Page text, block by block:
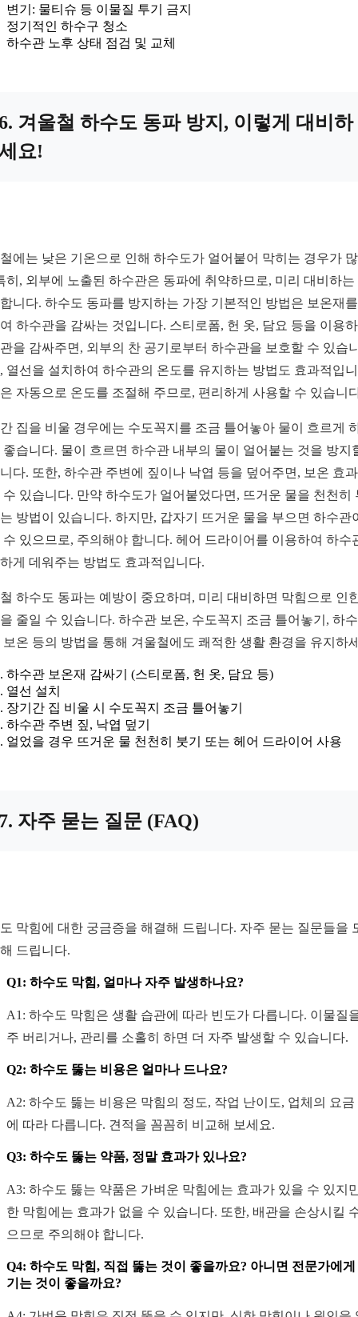
변기: 물티슈 등 이물질 투기 금지
정기적인 하수구 청소
하수관 노후 상태 점검 및 교체
겨울철 하수도 동파 방지, 이렇게 대비하
요!
에는 낮은 기온으로 인해 하수도가 얼어붙어 막히는 경우가
히, 외부에 노출된 하수관은 동파에 취약하므로, 미리 대비하는
니다. 하수도 동파를 방지하는 가장 기본적인 방법은 보온재
하수관을 감싸는 것입니다. 스티로폼, 헌 옷, 담요 등을 이용
을 감싸주면, 외부의 찬 공기로부터 하수관을 보호할 수 있습
열선을 설치하여 하수관의 온도를 유지하는 방법도 효과적입
자동으로 온도를 조절해 주므로, 편리하게 사용할 수 있습니
집을 비울 경우에는 수도꼭지를 조금 틀어놓아 물이 흐르게
좋습니다. 물이 흐르면 하수관 내부의 물이 얼어붙는 것을 방지
다. 또한, 하수관 주변에 짚이나 낙엽 등을 덮어주면, 보온 효
수 있습니다. 만약 하수도가 얼어붙었다면, 뜨거운 물을 천천히
방법이 있습니다. 하지만, 갑자기 뜨거운 물을 부으면 하수관
수 있으므로, 주의해야 합니다. 헤어 드라이어를 이용하여 하수
게 데워주는 방법도 효과적입니다.
하수도 동파는 예방이 중요하며, 미리 대비하면 막힘으로 인
줄일 수 있습니다. 하수관 보온, 수도꼭지 조금 틀어놓기, 하
보온 등의 방법을 통해 겨울철에도 쾌적한 생활 환경을 유지하
하수관 보온재 감싸기 (스티로폼, 헌 옷, 담요 등)
열선 설치
장기간 집 비울 시 수도꼭지 조금 틀어놓기
하수관 주변 짚, 낙엽 덮기
얼었을 경우 뜨거운 물 천천히 붓기 또는 헤어 드라이어 사용
자주 묻는 질문 (FAQ)
막힘에 대한 궁금증을 해결해 드립니다. 자주 묻는 질문들을
드립니다.
Q1: 하수도 막힘, 얼마나 자주 발생하나요?
A1: 하수도 막힘은 생활 습관에 따라 빈도가 다릅니다. 이물질
주 버리거나, 관리를 소홀히 하면 더 자주 발생할 수 있습니다.
Q2: 하수도 뚫는 비용은 얼마나 드나요?
A2: 하수도 뚫는 비용은 막힘의 정도, 작업 난이도, 업체의 요금
에 따라 다릅니다. 견적을 꼼꼼히 비교해 보세요.
Q3: 하수도 뚫는 약품, 정말 효과가 있나요?
A3: 하수도 뚫는 약품은 가벼운 막힘에는 효과가 있을 수 있지
한 막힘에는 효과가 없을 수 있습니다. 또한, 배관을 손상시킬
으므로 주의해야 합니다.
Q4: 하수도 막힘, 직접 뚫는 것이 좋을까요? 아니면 전문가에게
기는 것이 좋을까요?